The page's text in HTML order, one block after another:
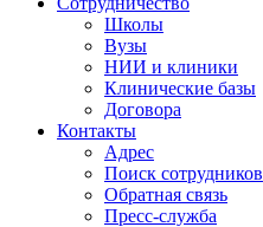
Школы
Вузы
НИИ и клиники
Клинические базы
Договора
Контакты
Адрес
Поиск сотрудников
Обратная связь
Пресс-служба